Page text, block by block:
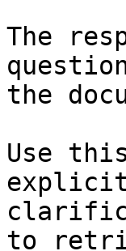
The
the
Use